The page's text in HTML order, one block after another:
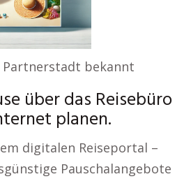
bekannt
über das Reisebüro
planen.
digitalen Reiseportal –
Pauschalangebote